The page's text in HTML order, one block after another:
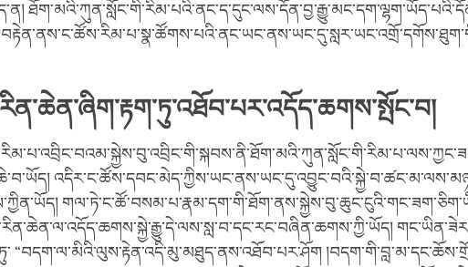
“བདག་ལ་མིའི་ལུས་རྟེན་འདི་མུ་མཐུད་ནས་འཐོབ་པར་ཤོག